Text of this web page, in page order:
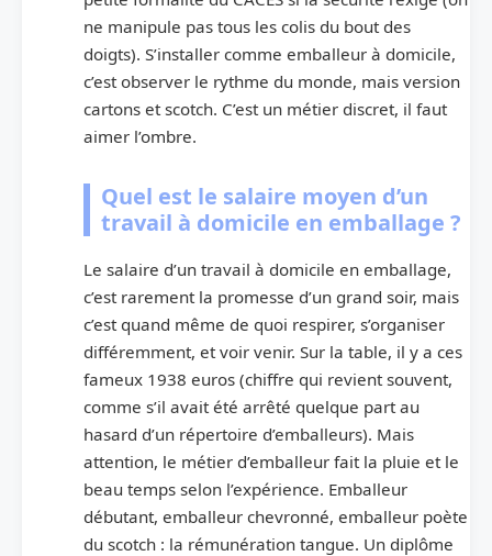
ne manipule pas tous les colis du bout des
doigts). S’installer comme emballeur à domicile,
c’est observer le rythme du monde, mais version
cartons et scotch. C’est un métier discret, il faut
aimer l’ombre.
Quel est le salaire moyen d’un
travail à domicile en emballage ?
Le salaire d’un travail à domicile en emballage,
c’est rarement la promesse d’un grand soir, mais
c’est quand même de quoi respirer, s’organiser
différemment, et voir venir. Sur la table, il y a ces
fameux 1938 euros (chiffre qui revient souvent,
comme s’il avait été arrêté quelque part au
hasard d’un répertoire d’emballeurs). Mais
attention, le métier d’emballeur fait la pluie et le
beau temps selon l’expérience. Emballeur
débutant, emballeur chevronné, emballeur poète
du scotch : la rémunération tangue. Un diplôme